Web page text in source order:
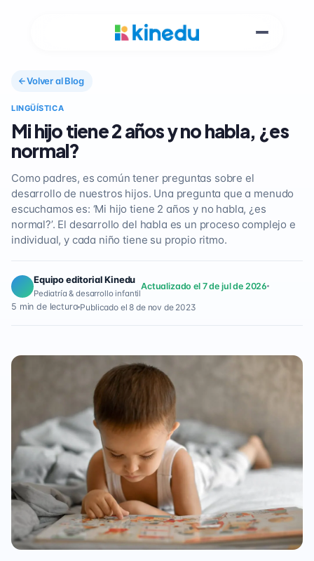
Volver al Blog
LINGÜÍSTICA
Mi hijo tiene 2 años y no habla, ¿es
normal?
Como padres, es común tener preguntas sobre el
desarrollo de nuestros hijos. Una pregunta que a menudo
escuchamos es: ‘Mi hijo tiene 2 años y no habla, ¿es
normal?’. El desarrollo del habla es un proceso complejo e
individual, y cada niño tiene su propio ritmo.
Equipo editorial Kinedu
Pediatría & desarrollo infantil
Actualizado el 7 de jul de 2026
5 min de lectura Publicado el 8 de nov de 2023